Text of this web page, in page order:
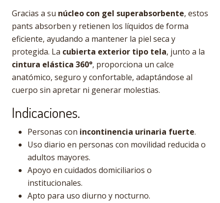
Gracias a su núcleo con gel superabsorbente, estos
pants absorben y retienen los líquidos de forma
eficiente, ayudando a mantener la piel seca y
protegida. La cubierta exterior tipo tela, junto a la
cintura elástica 360°, proporciona un calce
anatómico, seguro y confortable, adaptándose al
cuerpo sin apretar ni generar molestias.
Indicaciones.
Personas con incontinencia urinaria fuerte.
Uso diario en personas con movilidad reducida o
adultos mayores.
Apoyo en cuidados domiciliarios o
institucionales.
Apto para uso diurno y nocturno.